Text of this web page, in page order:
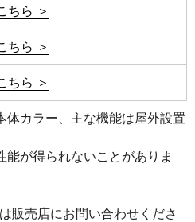
ちら ＞
ちら ＞
ちら ＞
体カラー、主な機能は屋外設置
が得られないことがありま
販売店にお問い合わせくださ